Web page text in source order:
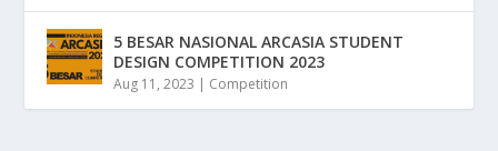
5 BESAR NASIONAL ARCASIA STUDENT
DESIGN COMPETITION 2023
Aug 11, 2023 | Competition